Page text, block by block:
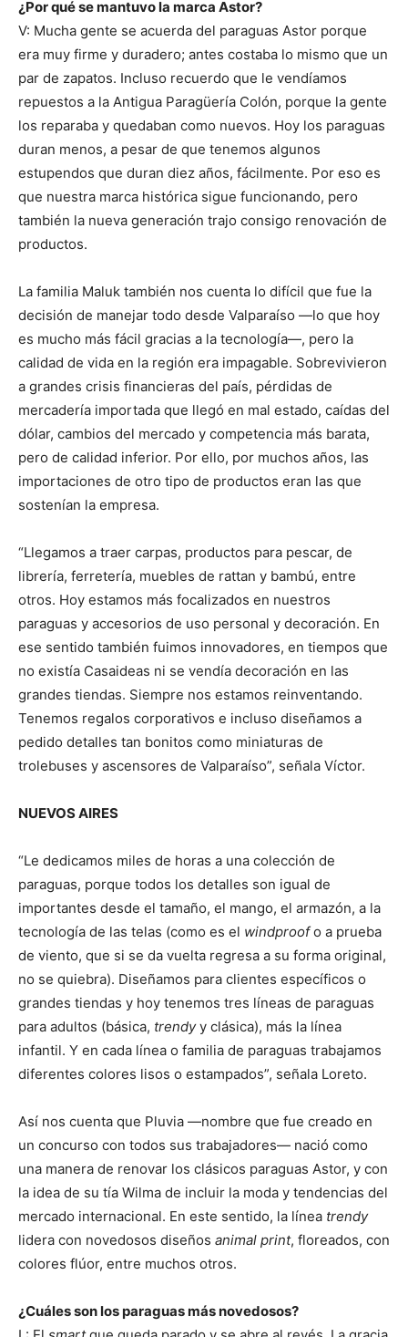
¿Por qué se mantuvo la marca Astor?
V: Mucha gente se acuerda del paraguas Astor porque
era muy firme y duradero; antes costaba lo mismo que un
par de zapatos. Incluso recuerdo que le vendíamos
repuestos a la Antigua Paragüería Colón, porque la gente
los reparaba y quedaban como nuevos. Hoy los paraguas
duran menos, a pesar de que tenemos algunos
estupendos que duran diez años, fácilmente. Por eso es
que nuestra marca histórica sigue funcionando, pero
también la nueva generación trajo consigo renovación de
productos.
La familia Maluk también nos cuenta lo difícil que fue la
decisión de manejar todo desde Valparaíso —lo que hoy
es mucho más fácil gracias a la tecnología—, pero la
calidad de vida en la región era impagable. Sobrevivieron
a grandes crisis financieras del país, pérdidas de
mercadería importada que llegó en mal estado, caídas del
dólar, cambios del mercado y competencia más barata,
pero de calidad inferior. Por ello, por muchos años, las
importaciones de otro tipo de productos eran las que
sostenían la empresa.
“Llegamos a traer carpas, productos para pescar, de
librería, ferretería, muebles de rattan y bambú, entre
otros. Hoy estamos más focalizados en nuestros
paraguas y accesorios de uso personal y decoración. En
ese sentido también fuimos innovadores, en tiempos que
no existía Casaideas ni se vendía decoración en las
grandes tiendas. Siempre nos estamos reinventando.
Tenemos regalos corporativos e incluso diseñamos a
pedido detalles tan bonitos como miniaturas de
trolebuses y ascensores de Valparaíso”, señala Víctor.
NUEVOS AIRES
“Le dedicamos miles de horas a una colección de
paraguas, porque todos los detalles son igual de
importantes desde el tamaño, el mango, el armazón, a la
tecnología de las telas (como es el windproofo a prueba
de viento, que si se da vuelta regresa a su forma original,
no se quiebra). Diseñamos para clientes específicos o
grandes tiendas y hoy tenemos tres líneas de paraguas
para adultos (básica, trendyy clásica), más la línea
infantil. Y en cada línea o familia de paraguas trabajamos
diferentes colores lisos o estampados”, señala Loreto.
Así nos cuenta que Pluvia —nombre que fue creado en
un concurso con todos sus trabajadores— nació como
una manera de renovar los clásicos paraguas Astor, y con
la idea de su tía Wilma de incluir la moda y tendencias del
mercado internacional. En este sentido, la línea trendy
lidera con novedosos diseños animal print, floreados, con
colores flúor, entre muchos otros.
¿Cuáles son los paraguas más novedosos?